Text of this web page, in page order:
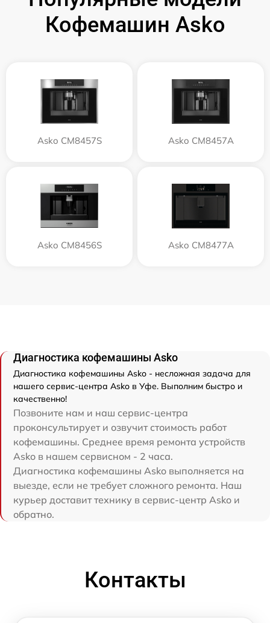
Кофемашин Asko
Asko CM8457S Asko CM8457A
Asko CM8456S Asko CM8477A
Диагностика кофемашины Asko
Диагностика кофемашины Asko - несложная задача для
нашего сервис-центра Asko в Уфе. Выполним быстро и
качественно!
Позвоните нам и наш сервис-центра
проконсультирует и озвучит стоимость работ
кофемашины. Среднее время ремонта устройств
Asko в нашем сервисном - 2 часа.
Диагностика кофемашины Asko выполняется на
выезде, если не требует сложного ремонта. Наш
курьер доставит технику в сервис-центр Asko и
обратно.
Контакты